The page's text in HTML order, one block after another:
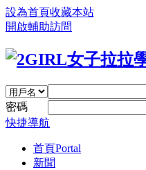
設為首頁收藏本站
開啟輔助訪問
密碼
快捷導航
首頁Portal
新聞